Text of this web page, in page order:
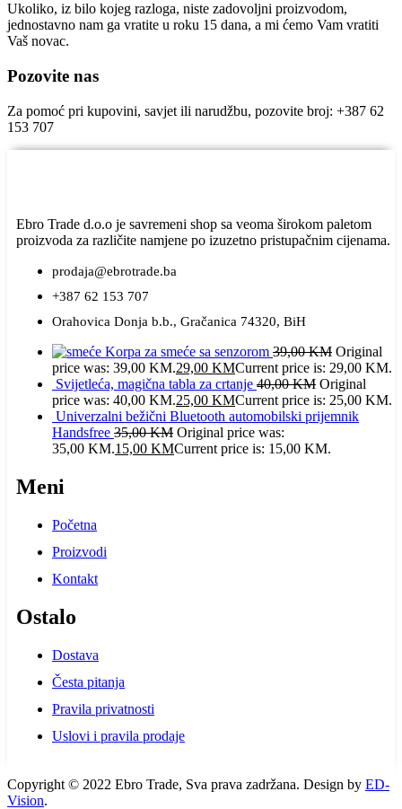
Ukoliko, iz bilo kojeg razloga, niste zadovoljni proizvodom,
jednostavno nam ga vratite u roku 15 dana, a mi ćemo Vam vratiti
Vaš novac.
Pozovite nas
Za pomoć pri kupovini, savjet ili narudžbu, pozovite broj: +387 62
153 707
Ebro Trade d.o.o je savremeni shop sa veoma širokom paletom
proizvoda za različite namjene po izuzetno pristupačnim cijenama.
prodaja@ebrotrade.ba
+387 62 153 707
Orahovica Donja b.b., Gračanica 74320, BiH
Korpa za smeće sa senzorom 39,00KM Original
price was: 39,00 KM.29,00 KMCurrent price is: 29,00 KM.
Svijetleća, magična tabla za crtanje 40,00KM Original
price was: 40,00 KM.25,00 KMCurrent price is: 25,00 KM.
Univerzalni bežični Bluetooth automobilski prijemnik
Handsfree 35,00KM Original price was:
35,00 KM.15,00 KMCurrent price is: 15,00 KM.
Meni
Početna
Proizvodi
Kontakt
Ostalo
Dostava
Česta pitanja
Pravila privatnosti
Uslovi i pravila prodaje
Copyright © 2022 Ebro Trade, Sva prava zadržana. Design by ED-
Vision.